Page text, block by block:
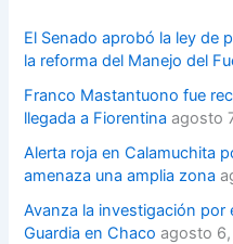
El Senado aprobó la ley de
la reforma del Manejo del
Franco Mastantuono fue
llegada a Fiorentina agosto
Alerta roja en Calamuchita
amenaza una amplia zona
Avanza la investigación por
Guardia en Chaco agosto